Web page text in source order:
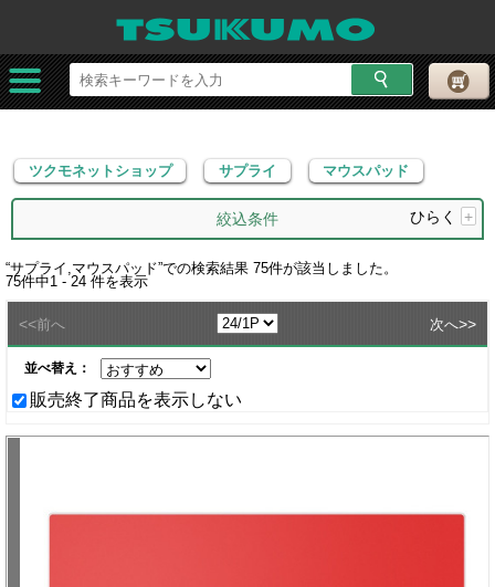
ツクモネットショップ サプライ マウスパッド
ツクモネットショップ サプライ マウスパッド
絞込条件 ひらく +
“サプライ,マウスパッド”での検索結果 75件が該当しました。
75件中1 - 24 件を表示
<<前へ 次へ>>
並べ替え：
販売終了商品を表示しない